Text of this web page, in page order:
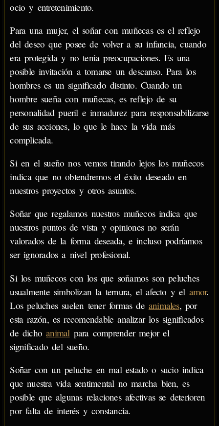
ocio y entretenimiento.
Para una mujer, el soñar con muñecas es el reflejo
del deseo que posee de volver a su infancia, cuando
era protegida y no tenia preocupaciones. Es una
posible invitación a tomarse un descanso. Para los
hombres es un significado distinto. Cuando un
hombre sueña con muñecas, es reflejo de su
personalidad pueril e inmadurez para responsabilizarse
de sus acciones, lo que le hace la vida más
complicada.
Si en el sueño nos vemos tirando lejos los muñecos
indica que no obtendremos el éxito deseado en
nuestros proyectos y otros asuntos.
Soñar que regalamos nuestros muñecos indica que
nuestros puntos de vista y opiniones no serán
valorados de la forma deseada, e incluso podríamos
ser ignorados a nivel profesional.
Si los muñecos con los que soñamos son peluches
usualmente simbolizan la ternura, el afecto y el amor.
Los peluches suelen tener formas de animales, por
esta razón, es recomendable analizar los significados
de dichoanimal para comprender mejor el
significado del sueño.
Soñar con un peluche en mal estado o sucio indica
que nuestra vida sentimental no marcha bien, es
posible que algunas relaciones afectivas se deterioren
por falta de interés y constancia.